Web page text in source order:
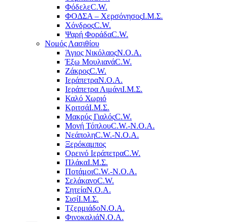
ΦόδελεC.W.
ΦΟΔΣΑ – ΧερσόνησοςΙ.Μ.Σ.
ΧόνδροςC.W.
Ψαρή ΦοράδαC.W.
Νομός Λασιθίου
Άγιος ΝικόλαοςΝ.Ο.Α.
Έξω ΜουλιανάC.W.
ΖάκροςC.W.
ΙεράπετραΝ.Ο.Α.
Ιεράπετρα ΛιμάνιΙ.Μ.Σ.
Καλό Χωριό
ΚριτσάΙ.Μ.Σ.
Μακρύς ΓιαλόςC.W.
Μονή ΤόπλουC.W.-Ν.Ο.Α.
ΝεάποληC.W.-Ν.Ο.Α.
Ξερόκαμπος
Ορεινό ΙεράπετραC.W.
ΠλάκαΙ.Μ.Σ.
ΠοτάμοιC.W.-Ν.Ο.Α.
ΣελάκανοC.W.
ΣητείαΝ.Ο.Α.
ΣισίΙ.Μ.Σ.
ΤζερμιάδοΝ.Ο.Α.
ΦινοκαλιάΝ.Ο.Α.